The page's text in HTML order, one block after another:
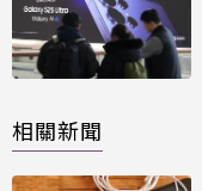
相關新聞